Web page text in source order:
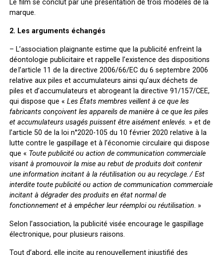
Le film se conclut par une présentation de trois modèles de la
marque.
2. Les arguments échangés
– L’association plaignante estime que la publicité enfreint la
déontologie publicitaire et rappelle l’existence des dispositions
de l’article 11 de la directive 2006/66/EC du 6 septembre 2006
relative aux piles et accumulateurs ainsi qu’aux déchets de
piles et d’accumulateurs et abrogeant la directive 91/157/CEE,
qui dispose que « Les États membres veillent à ce que les
fabricants conçoivent les appareils de manière à ce que les piles
et accumulateurs usagés puissent être aisément enlevés. » et de
l’article 50 de la loi n°2020-105 du 10 février 2020 relative à la
lutte contre le gaspillage et à l’économie circulaire qui dispose
que « Toute publicité ou action de communication commerciale
visant à promouvoir la mise au rebut de produits doit contenir
une information incitant à la réutilisation ou au recyclage. / Est
interdite toute publicité ou action de communication commerciale
incitant à dégrader des produits en état normal de
fonctionnement et à empêcher leur réemploi ou réutilisation. »
Selon l’association, la publicité visée encourage le gaspillage
électronique, pour plusieurs raisons.
Tout d’abord, elle incite au renouvellement injustifié des